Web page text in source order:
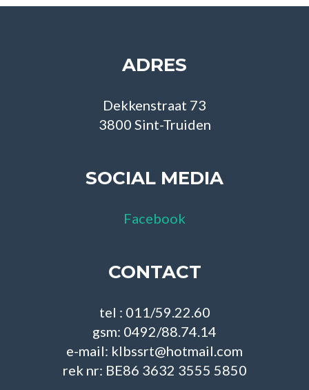
ADRES
Dekkenstraat 73
3800 Sint-Truiden
SOCIAL MEDIA
Facebook
CONTACT
tel : 011/59.22.60
gsm: 0492/88.74.14
e-mail: klbssrt@hotmail.com
rek nr: BE86 3632 3555 5850